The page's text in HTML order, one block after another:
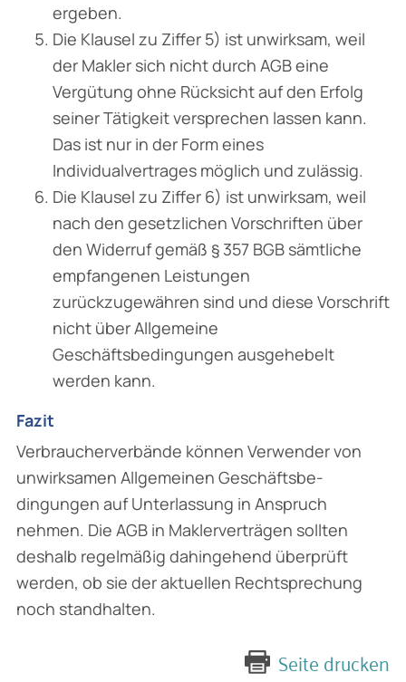
ergeben.
Die Klausel zu Ziffer 5) ist unwirksam, weil
der Makler sich nicht durch AGB eine
Vergütung ohne Rücksicht auf den Erfolg
seiner Tätigkeit versprechen lassen kann.
Das ist nur in der Form eines
Individualvertrages möglich und zulässig.
Die Klausel zu Ziffer 6) ist unwirksam, weil
nach den gesetzlichen Vorschriften über
den Widerruf gemäß § 357 BGB sämtliche
empfangenen Leistungen
zurückzugewähren sind und diese Vorschrift
nicht über Allgemeine
Geschäftsbedingungen ausgehebelt
werden kann.
Fazit
Verbraucherverbände können Verwender von
unwirksamen Allgemeinen Geschäftsbe­
dingungen auf Unterlassung in Anspruch
nehmen. Die AGB in Maklerverträgen sollten
deshalb regelmäßig dahingehend überprüft
werden, ob sie der aktuellen Rechtsprechung
noch stand­halten.
Seite drucken